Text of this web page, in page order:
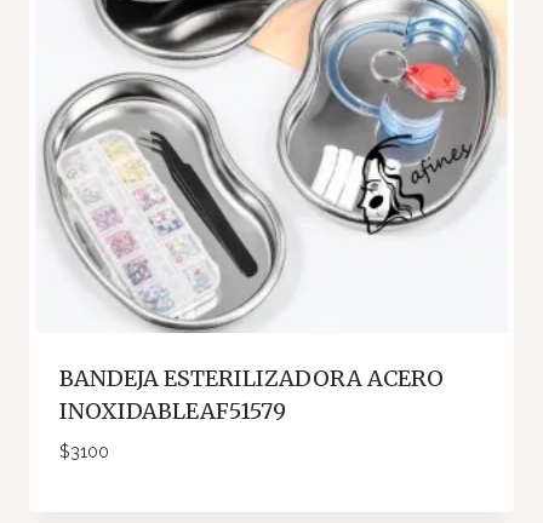
BANDEJA ESTERILIZADORA ACERO
INOXIDABLEAF51579
$3100